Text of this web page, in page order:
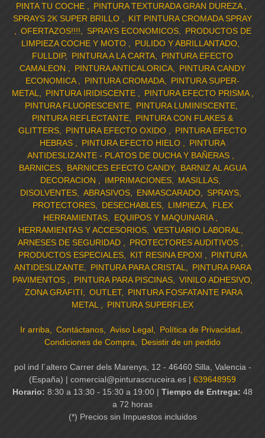
PINTA TU COCHE
PINTURA TEXTURADA GRAN DUREZA
SPRAYS 2K SUPER BRILLO
KIT PINTURA CROMADA SPRAY
OFERTAZOS!!!!
SPRAYS ECONOMICOS
PRODUCTOS DE
LIMPIEZA COCHE Y MOTO
PULIDO Y ABRILLANTADO
FULLDIP
PINTURA A LA CARTA
PINTURA EFECTO
CAMALEON
PINTURA ANTICALORICA
PINTURA CANDY
ECONOMICA
PINTURA CROMADA
PINTURA SUPER-
METAL
PINTURA IRIDISCENTE
PINTURA EFECTO PRISMA
PINTURA FLUORESCENTE
PINTURA LUMINISCENTE
PINTURA REFLECTANTE
PINTURA CON FLAKES &
GLITTERS
PINTURA EFECTO OXIDO
PINTURA EFECTO
HEBRAS
PINTURA EFECTO HIELO
PINTURA
ANTIDESLIZANTE - PLATOS DE DUCHA Y BAÑERAS
BARNICES
BARNICES EFECTO CANDY
BARNIZ AL AGUA
DECORACION
IMPRIMACIONES
MASILLAS
DISOLVENTES
ABRASIVOS ENMASCARADO
SPRAYS
PROTECTORES
DESECHABLES LIMPIEZA
FLEX
HERRAMIENTAS
EQUIPOS Y MAQUINARIA
HERRAMIENTAS Y ACCESORIOS
VESTUARIO LABORAL
ARNESES DE SEGURIDAD
PROTECTORES AUDITIVOS
PRODUCTOS ESPECIALES
KIT RESINA EPOXI
PINTURA
ANTIDESLIZANTE
PINTURA PARA CRISTAL
PINTURA PARA
PAVIMENTOS
PINTURA PARA PISCINAS
VINILO ADHESIVO
ZONA GRAFITI
OUTLET
PINTURA FOSFATANTE PARA
METAL
PINTURA SUPERFLEX
Ir arriba Contáctanos Aviso Legal
Política de Privacidad
Condiciones de Compra
Desistir de un pedido
pol ind l´altero Carrer dels Marenys, 12 - 46460 Silla, Valencia -
(España) | comercial@pinturascruceira.es | 639648959
Horario: 8:30 a 13:30 - 15:30 a 19:00 | Tiempo de Entrega: 48
a 72 horas
(*) Precios sin Impuestos incluidos